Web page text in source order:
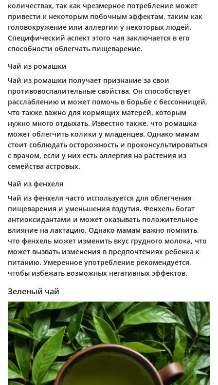
количествах, так как чрезмерное потребление может
привести к некоторым побочным эффектам, таким как
головокружение или аллергии у некоторых людей.
Специфический аспект этого чая заключается в его
способности облегчать пищеварение.
Чай из ромашки
Чай из ромашки получает признание за свои
противовоспалительные свойства. Он способствует
расслаблению и может помочь в борьбе с бессонницей,
что также важно для кормящих матерей, которым
нужно много отдыхать. Известно также, что ромашка
может облегчить колики у младенцев. Однако мамам
стоит соблюдать осторожность и проконсультироваться
с врачом, если у них есть аллергия на растения из
семейства астровых.
Чай из фенхеля
Чай из фенхеля часто используется для облегчения
пищеварения и уменьшения вздутия. Фенхель богат
антиоксидантами и может оказывать положительное
влияние на лактацию. Однако мамам важно помнить,
что фенхель может изменить вкус грудного молока, что
может вызвать изменения в предпочтениях ребенка к
питанию. Умеренное употребление рекомендуется,
чтобы избежать возможных негативных эффектов.
Зеленый чай